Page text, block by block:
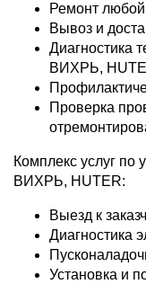
Ремонт
Вывоз и
Диагностика
ВИХРЬ,
Проверка
Комплекс услуг
ВИХРЬ, HUTER:
Выезд к
Диагностика
Установка и